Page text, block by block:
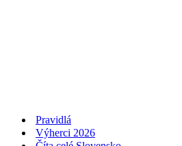
Pravidlá
Výherci 2026